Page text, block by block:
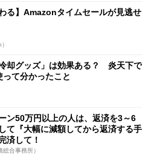
わる】Amazonタイムセールが見逃せ
冷却グッズ」は効果ある？ 炎天下で
って分かったこと
ン50万円以上の人は、返済を3～6
て『大幅に減額してから返済する手
済して！
合事務所）